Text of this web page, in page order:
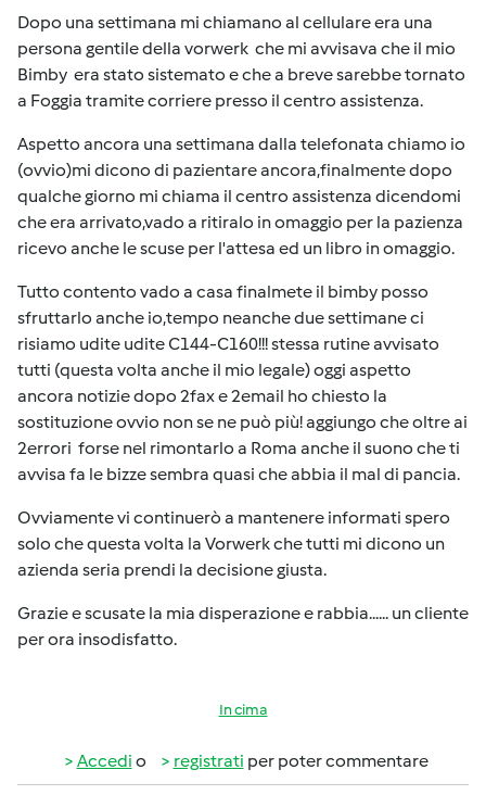
Dopo una settimana mi chiamano al cellulare era una
persona gentile della vorwerk che mi avvisava che il mio
Bimby era stato sistemato e che a breve sarebbe tornato
a Foggia tramite corriere presso il centro assistenza.
Aspetto ancora una settimana dalla telefonata chiamo io
(ovvio)mi dicono di pazientare ancora,finalmente dopo
qualche giorno mi chiama il centro assistenza dicendomi
che era arrivato,vado a ritiralo in omaggio per la pazienza
ricevo anche le scuse per l'attesa ed un libro in omaggio.
Tutto contento vado a casa finalmete il bimby posso
sfruttarlo anche io,tempo neanche due settimane ci
risiamo udite udite C144-C160!!! stessa rutine avvisato
tutti (questa volta anche il mio legale) oggi aspetto
ancora notizie dopo 2fax e 2email ho chiesto la
sostituzione ovvio non se ne può più! aggiungo che oltre ai
2errori forse nel rimontarlo a Roma anche il suono che ti
avvisa fa le bizze sembra quasi che abbia il mal di pancia.
Ovviamente vi continuerò a mantenere informati spero
solo che questa volta la Vorwerk che tutti mi dicono un
azienda seria prendi la decisione giusta.
Grazie e scusate la mia disperazione e rabbia...... un cliente
per ora insodisfatto.
In cima
Accedi o registrati per poter commentare